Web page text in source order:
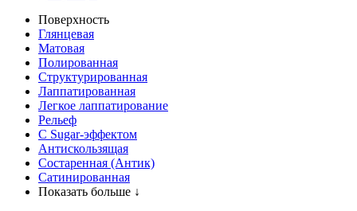
Поверхность
Глянцевая
Матовая
Полированная
Структурированная
Лаппатированная
Легкое лаппатирование
Рельеф
С Sugar-эффектом
Антискользящая
Состаренная (Антик)
Сатинированная
Показать больше ↓